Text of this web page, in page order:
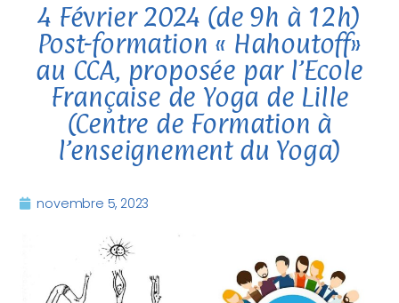
4 Février 2024 (de 9h à 12h)
Post-formation « Hahoutoff»
au CCA, proposée par l’Ecole
Française de Yoga de Lille
(Centre de Formation à
l’enseignement du Yoga)
novembre 5, 2023